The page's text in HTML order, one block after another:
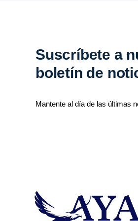
Suscríbete a
boletín de
Mantente al día de las últimas